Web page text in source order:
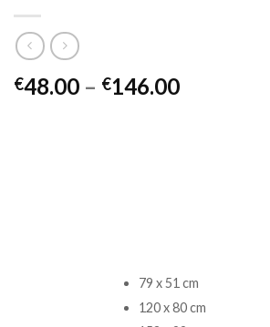
€48.00 – €146.00
79 x 51 cm
120 x 80 cm